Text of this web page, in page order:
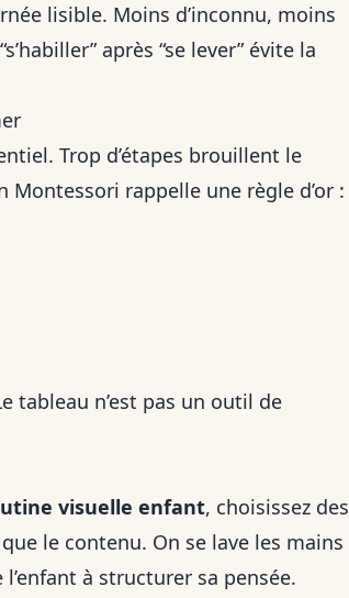
lisible. Moins d’inconnu, moins
après “se lever” évite la
Trop d’étapes brouillent le
Montessori rappelle une règle d’or :
tableau n’est pas un outil de
visuelle enfant, choisissez des
le contenu. On se lave les mains
à structurer sa pensée.